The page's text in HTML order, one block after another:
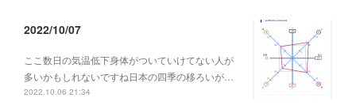
2022/10/07
ここ数日の気温低下身体がついていけてない人が
多いかもしれないですね日本の四季の移ろいが…
2022.10.06 21:34